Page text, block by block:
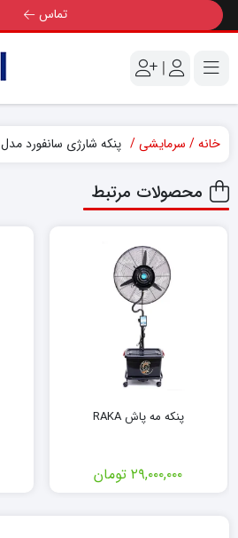
تماس
|
خانه سرمایشی پنکه شارژی سانفورد مدل san5567
محصولات مرتبط
پنکه مه پاش RAKA
۲۹,۰۰۰,۰۰۰ تومان